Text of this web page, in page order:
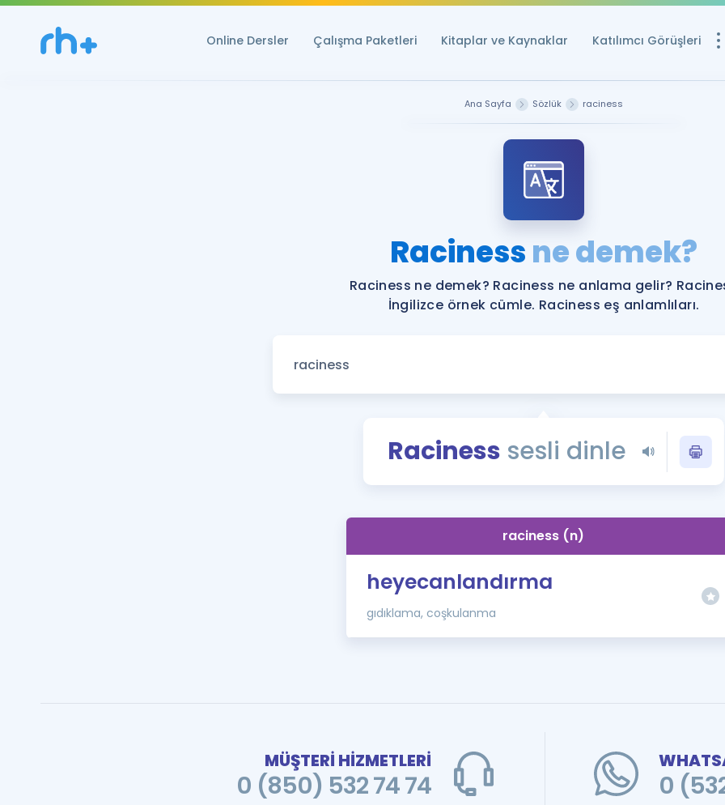
Online Dersler Çalışma Paketleri Kitaplar ve Kaynaklar Katılımcı Görüşleri
YDS ve YÖKDİL
YDS ve YÖKDİL'e
Tüm ÖSYM
YDS - YÖKDİL
İngilizce Gramer
Ana Sayfa Sözlük raciness
Racinessne demek?
Raciness ne demek? Raciness ne anlama gelir?
İngilizce örnek cümle. Raciness eş anlamlıları.
Raciness sesli dinle
raciness (n)
heyecanlandırma
gıdıklama, coşkulanma
MÜŞTERİ HİZMETLERİ
0 (850) 532 74 74 0